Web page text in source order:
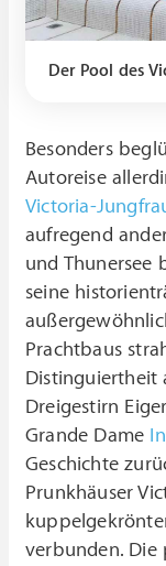
Der Pool des
Besonders
Autoreise
Victoria-
aufregend
und Thunersee
seine
Prachtbaus
Distinguiertheit
Dreigestirn
Grande Dame
Geschichte
Prunkhäuser
verbunden. Die